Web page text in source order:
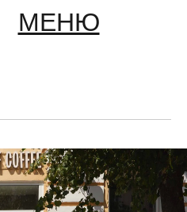
МЕНЮ